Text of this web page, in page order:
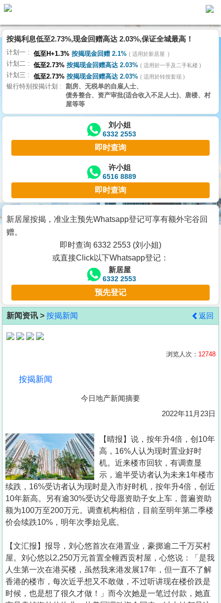
代
理
主
页
搵
楼/
交
业
主
宅
谷
按
客
地
产
置
业
手
册
关
於
们
按揭利息低至2.73%,现金回赠高达 2.03%,保证全城最高！
计划一 低至H+1.3% 按揭现金回赠 2.1% 适用於新居屋
计划二 低至2.73% 按揭现金回赠高达 2.03% 适用於一手及二手私楼
计划三 低至2.73% 按揭现金回赠高达 2.03% 适用於转按套现
银行特别按揭计划
劏房、无税单的自雇人士、
债务整合、资产审批(适合收入不足人士)、唐楼、村
屋等等
刘小姐
6332 2553
即时查询
许小姐
6516 8889
即时查询
新居屋按揭，准业主预先Whatsapp登记可享有额外宅谷回
赠。
即时查询 6332 2553 (刘小姐)
或直接Click以下Whatsapp登记：
新居屋
6332 2553
预先登记
新闻资讯 > 按揭新闻 返回
浏览人次： 12748
按揭新闻
今日地产新闻摘要
2022年11月23日
【晴报】说，按年升4倍，创10年
高，16%人认为现时置业好时
机。近来楼市回软，有调查显
示，逾半受访者认为未来1年楼市
续跌，16%受访者认为现时是入市好时机，按年升4倍，创近
10年新高。另有逾30%受访父母愿资助子女上车，普遍资助
额为100万至200万元。调查机构相信，目前至明年第二季楼
价会续跌10%，明年次季始见底。
【文汇报】报导，刘心悠首次在港置业，豪掷逾二千万买村
屋。刘心悠以2,250万元首置全幢西贡村屋，心悠说：「是我
人生第一次在港买楼，虽然我来港发展17年，但一直不了解
香港的楼市，每次近乎想又不敢做，不过听讲现在楼价跌是
时候，也是想了很久才做！」而今次她是一笔过付款，她直